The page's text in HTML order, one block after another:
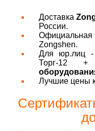
Доставка
России.
Zongshen.
Для юр.лиц -
Торг-12 +
Лучшие цены